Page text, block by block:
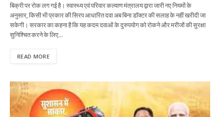
बिक्री पर रोक लग गई है। स्वास्थ्य एवं परिवार कल्याण मंत्रालय द्वारा जारी नए नियमों के
अनुसार, किसी भी प्रकार की सिरप आधारित दवा अब बिना डॉक्टर की सलाह के नहीं खरीदी जा
सकेगी। सरकार का कहना है कि यह कदम दवाओं के दुरुपयोग को रोकने और मरीजों की सुरक्षा
सुनिश्चित करने के लिए…
READ MORE